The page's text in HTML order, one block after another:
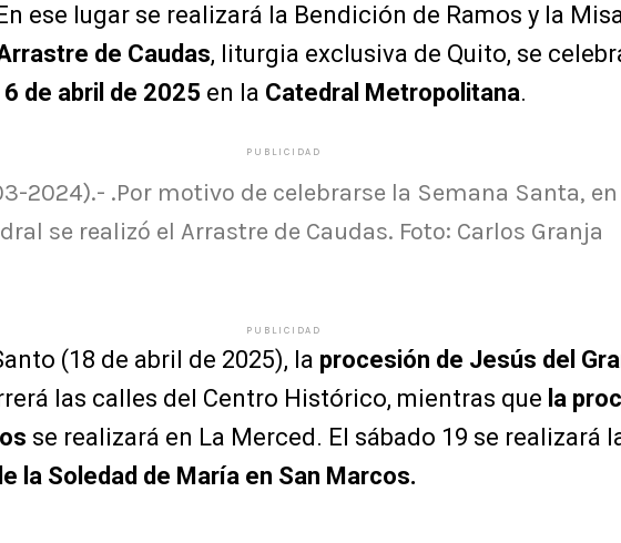
ese lugar se realizará la Bendición de Ramos y la
de Caudas, liturgia exclusiva de Quito, se
de abril de 2025 en la Catedral Metropolitana.
PUBLICIDAD
2024).- .Por motivo de celebrarse la Semana Santa,
se realizó el Arrastre de Caudas. Foto: Carlos Granja
PUBLICIDAD
(18 de abril de 2025), la procesión de Jesús del
las calles del Centro Histórico, mientras que la
se realizará en La Merced. El sábado 19 se realizará
la Soledad de María en San Marcos.